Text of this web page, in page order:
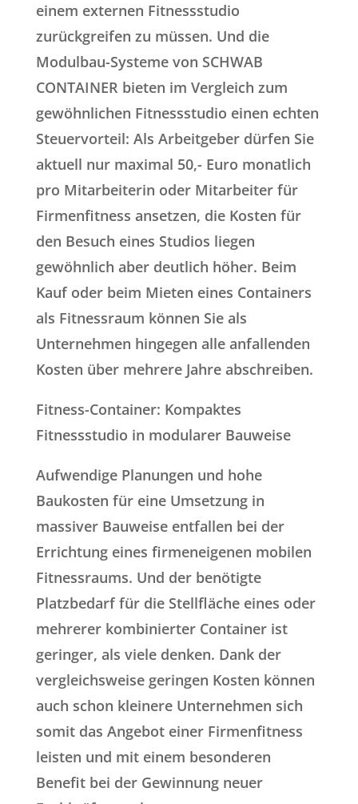
einem externen Fitnessstudio
zurückgreifen zu müssen. Und die
Modulbau-Systeme von SCHWAB
CONTAINER bieten im Vergleich zum
gewöhnlichen Fitnessstudio einen echten
Steuervorteil: Als Arbeitgeber dürfen Sie
aktuell nur maximal 50,- Euro monatlich
pro Mitarbeiterin oder Mitarbeiter für
Firmenfitness ansetzen, die Kosten für
den Besuch eines Studios liegen
gewöhnlich aber deutlich höher. Beim
Kauf oder beim Mieten eines Containers
als Fitnessraum können Sie als
Unternehmen hingegen alle anfallenden
Kosten über mehrere Jahre abschreiben.
Fitness-Container: Kompaktes
Fitnessstudio in modularer Bauweise
Aufwendige Planungen und hohe
Baukosten für eine Umsetzung in
massiver Bauweise entfallen bei der
Errichtung eines firmeneigenen mobilen
Fitnessraums. Und der benötigte
Platzbedarf für die Stellfläche eines oder
mehrerer kombinierter Container ist
geringer, als viele denken. Dank der
vergleichsweise geringen Kosten können
auch schon kleinere Unternehmen sich
somit das Angebot einer Firmenfitness
leisten und mit einem besonderen
Benefit bei der Gewinnung neuer